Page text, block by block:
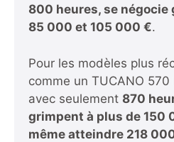
800 heures, se
85 000 et 105 000 €.
Pour les modèles plus
comme un TUCANO
avec seulement 870
grimpent à plus de 150
même atteindre 218